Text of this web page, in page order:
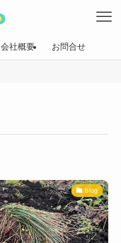
会社概要 お問合せ
blog